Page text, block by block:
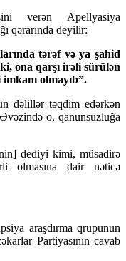
verən Apellyasiya
qərarında deyilir:
tərəf və ya şahid
ona qarşı irəli sürülən
olmayıb”.
dəlillər təqdim edərkən
o, qanunsuzluğa
dediyi kimi, müsadirə
olmasına dair nəticə
araşdırma qrupunun
Partiyasının cavab